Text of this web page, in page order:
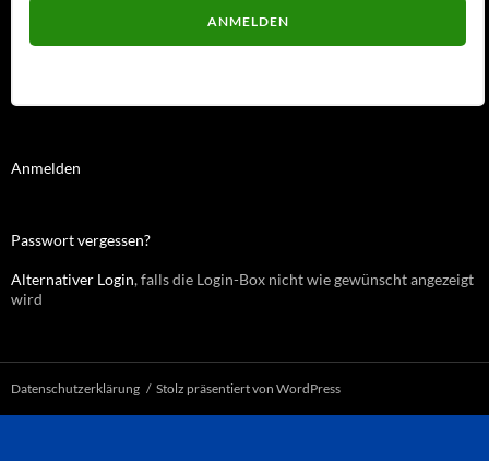
Anmelden
Passwort vergessen?
Alternativer Login, falls die Login-Box nicht wie gewünscht angezeigt
wird
Datenschutzerklärung Stolz präsentiert von WordPress